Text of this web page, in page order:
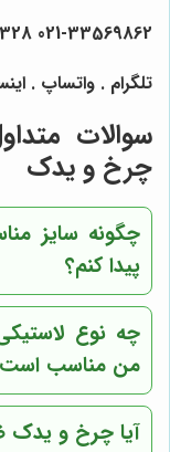
021-33569862 021-33569328
تلگرام . واتساپ . اینستاگرام :
سوالات
چرخ و یدک
چگونه سایز
پیدا کنم؟
چه نوع
من مناسب
آیا چرخ و یدک